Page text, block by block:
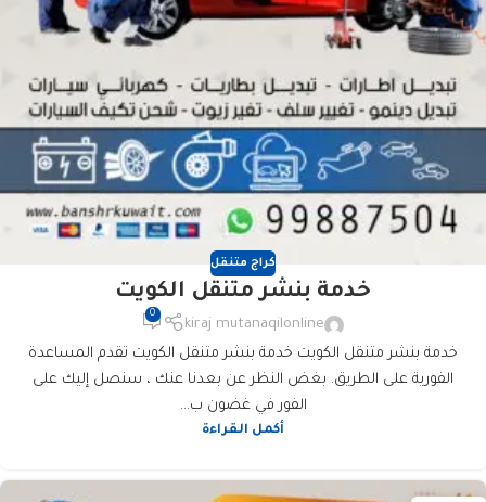
كراج متنقل
خدمة بنشر متنقل الكويت
kiraj mutanaqilonline
0
خدمة بنشر متنقل الكويت خدمة بنشر متنقل الكويت تقدم المساعدة
الفورية على الطريق. بغض النظر عن بعدنا عنك ، سنصل إليك على
الفور في غضون ب...
أكمل القراءة